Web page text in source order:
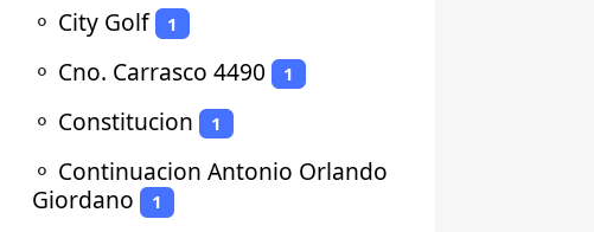
⚬ City Golf 1
⚬ Cno. Carrasco 4490 1
⚬ Constitucion 1
⚬ Continuacion Antonio Orlando
Giordano
1